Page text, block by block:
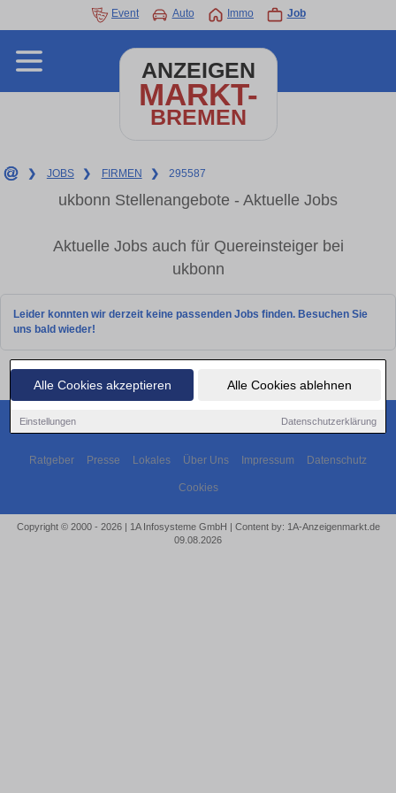
Alle Cookies akzeptieren Alle Cookies ablehnen
Einstellungen Datenschutzerklärung
Event Auto Immo Job
ANZEIGEN
MARKT-
BREMEN
❯ JOBS ❯ FIRMEN ❯ 295587
ukbonn Stellenangebote - Aktuelle Jobs
Aktuelle Jobs auch für Quereinsteiger bei
ukbonn
Leider konnten wir derzeit keine passenden Jobs finden. Besuchen Sie
uns bald wieder!
Ratgeber Presse Lokales Über Uns Impressum Datenschutz
Cookies
Copyright © 2000 - 2026 | 1A Infosysteme GmbH | Content by: 1A-Anzeigenmarkt.de
09.08.2026